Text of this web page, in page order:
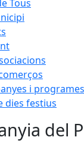
Tous
i programes
dies festius
del